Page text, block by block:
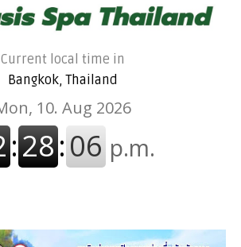
Current local time in
Bangkok, Thailand